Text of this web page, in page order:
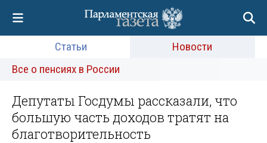
Статьи
Новости
Все о пенсиях в России
Депутаты Госдумы рассказали, что
большую часть доходов тратят на
благотворительность